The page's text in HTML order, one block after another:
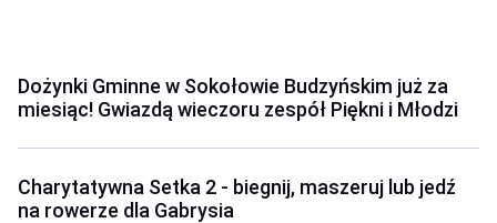
Dożynki Gminne w Sokołowie Budzyńskim już za
miesiąc! Gwiazdą wieczoru zespół Piękni i Młodzi
Charytatywna Setka 2 - biegnij, maszeruj lub jedź
na rowerze dla Gabrysia